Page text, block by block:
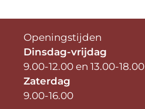
Openingstijden
Dinsdag-vrijdag
9.00-12.00 en 13.00-18.00
Zaterdag
9.00-16.00